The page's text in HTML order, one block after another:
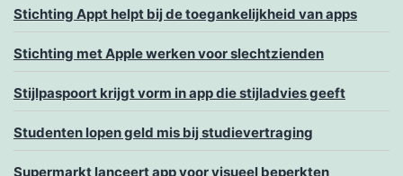
Stichting Appt helpt bij de toegankelijkheid van apps
Stichting met Apple werken voor slechtzienden
Stijlpaspoort krijgt vorm in app die stijladvies geeft
Studenten lopen geld mis bij studievertraging
Supermarkt lanceert app voor visueel beperkten